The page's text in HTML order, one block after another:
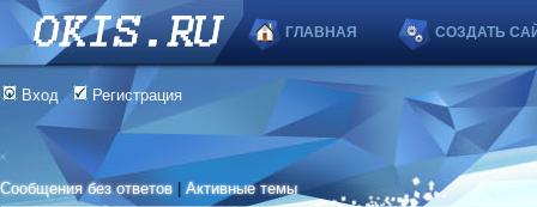
ГЛАВНАЯ СОЗДАТЬ
Вход Регистрация
Сообщения без ответов |Активные темы